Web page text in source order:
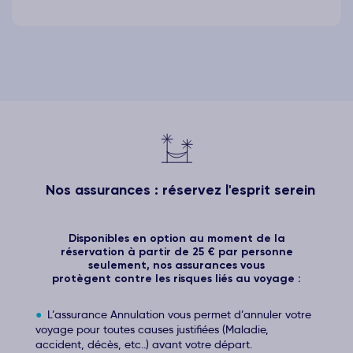
Nos assurances : réservez l'esprit serein
Disponibles en option au moment de la
réservation à partir de 25 € par personne
seulement, nos assurances vous
protègent contre les risques liés au voyage :
L’assurance Annulation vous permet d’annuler votre
voyage pour toutes causes justifiées (Maladie,
accident, décès, etc..) avant votre départ.